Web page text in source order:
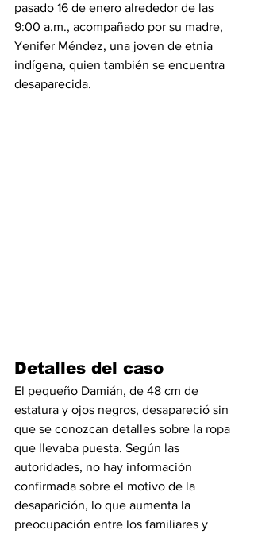
pasado 16 de enero alrededor de las
9:00 a.m., acompañado por su madre,
Yenifer Méndez, una joven de etnia
indígena, quien también se encuentra
desaparecida.
Detalles del caso
El pequeño Damián, de 48 cm de
estatura y ojos negros, desapareció sin
que se conozcan detalles sobre la ropa
que llevaba puesta. Según las
autoridades, no hay información
confirmada sobre el motivo de la
desaparición, lo que aumenta la
preocupación entre los familiares y